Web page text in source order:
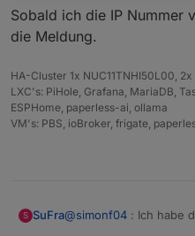
zigbee.X
*** MASKED ***
Pan ID:
*** MASKED ***
Channel:
To unmask the
Sobald ich die IP Nummer
die Meldung.
HA-Cluster 1x NUC11TNHI50L00,
LXC's: PiHole, Grafana, MariaDB,
ESPHome, paperless-ai, ollama
VM's: PBS, ioBroker, frigate,
S SuFra@simonf04 : Ich habe